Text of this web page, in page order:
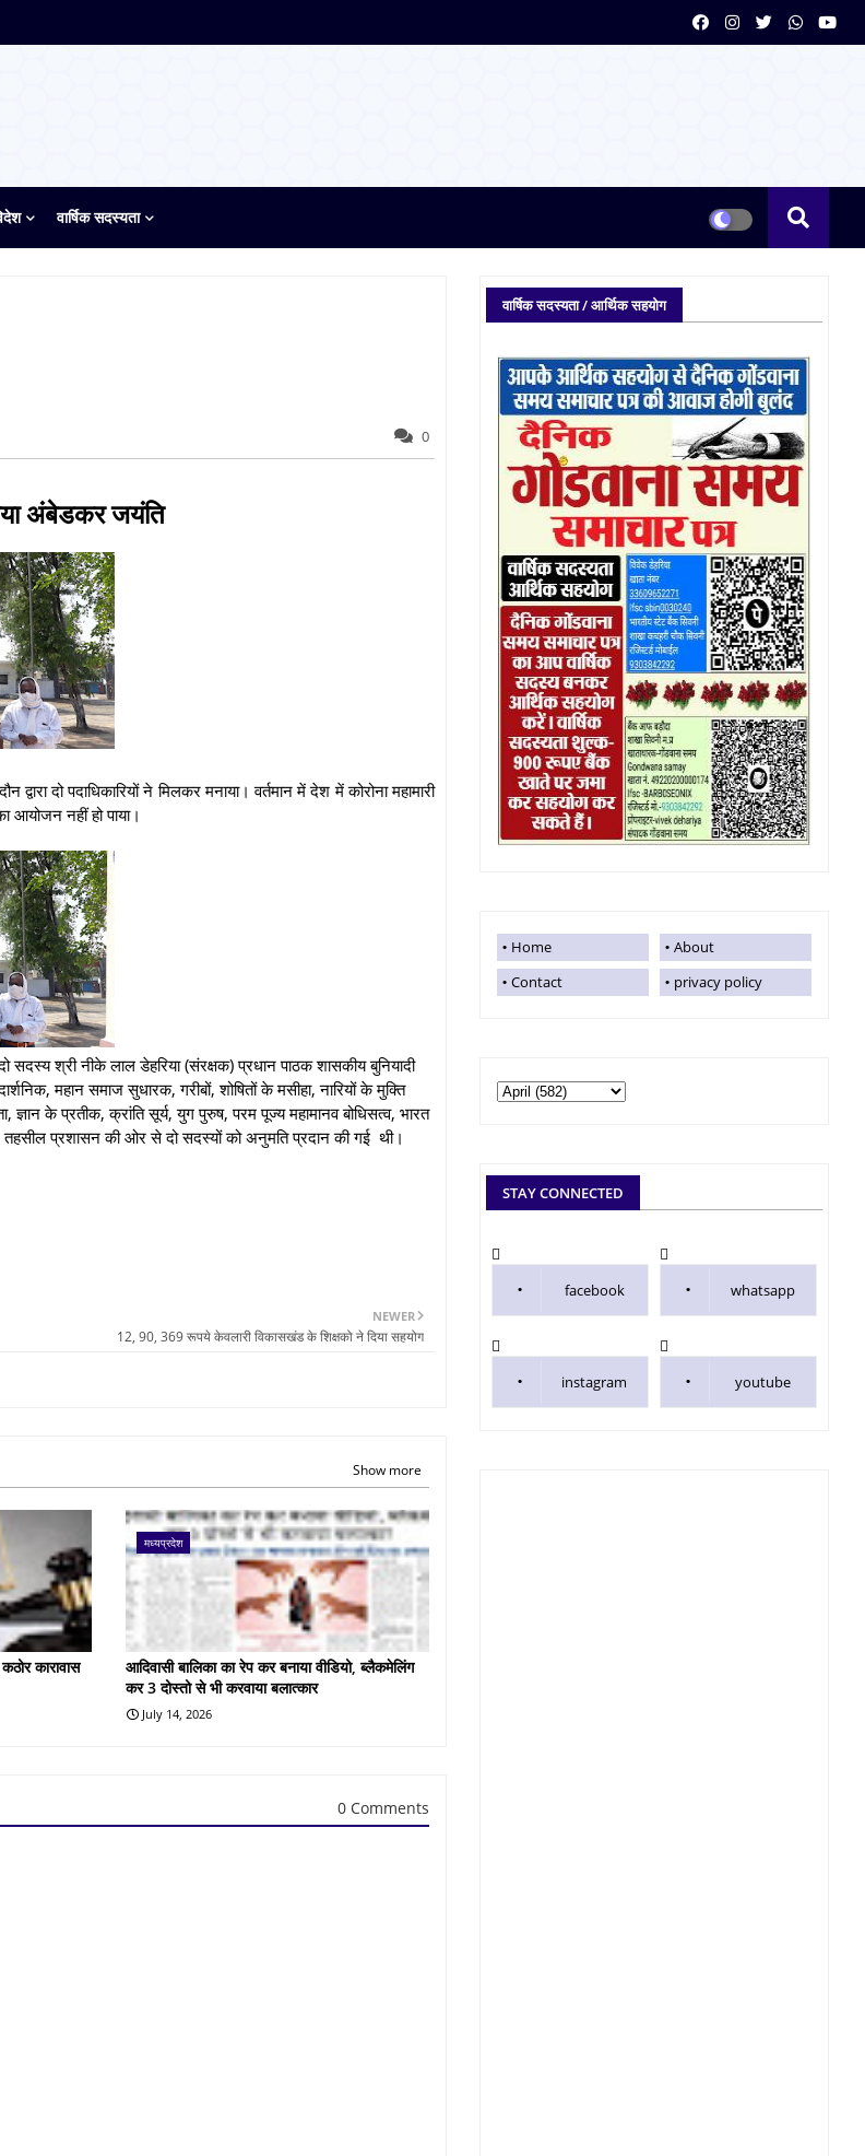
वार्षिक सदस्यता
0
अंबेडकर जयंति
दो पदाधिकारियों ने मिलकर मनाया। वर्तमान में देश में कोरोना महामारी
नहीं हो पाया।
श्री नीके लाल डेहरिया (संरक्षक) प्रधान पाठक शासकीय बुनियादी
महान समाज सुधारक, गरीबों, शोषितों के मसीहा, नारियों के मुक्ति
ज्ञान के प्रतीक, क्रांति सूर्य, युग पुरुष, परम पूज्य महामानव बोधिसत्व, भारत
तहसील प्रशासन की ओर से दो सदस्यों को अनुमति प्रदान की गई थी।
NEWER
12, 90, 369 रूपये केवलारी विकासखंड के शिक्षको ने दिया सहयोग
Show more
कारावास
मध्यप्रदेश
आदिवासी बालिका का रेप कर बनाया वीडियो, ब्लैकमेलिंग
कर 3 दोस्तो से भी करवाया बलात्कार
July 14, 2026
0 Comments
वार्षिक सदस्यता / आर्थिक सहयोग
Home
About
Contact
privacy policy
STAY CONNECTED
facebook whatsapp
instagram youtube